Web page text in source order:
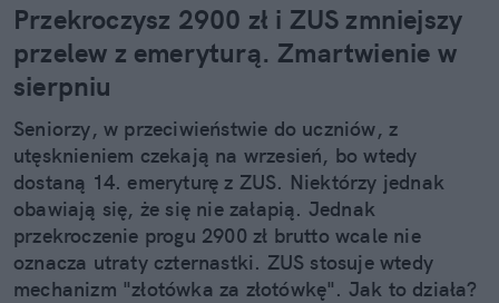
Przekroczysz 2900 zł i ZUS zmniejszy
przelew z emeryturą. Zmartwienie w
sierpniu
Seniorzy, w przeciwieństwie do uczniów, z
utęsknieniem czekają na wrzesień, bo wtedy
dostaną 14. emeryturę z ZUS. Niektórzy jednak
obawiają się, że się nie załapią. Jednak
przekroczenie progu 2900 zł brutto wcale nie
oznacza utraty czternastki. ZUS stosuje wtedy
mechanizm "złotówka za złotówkę". Jak to działa?